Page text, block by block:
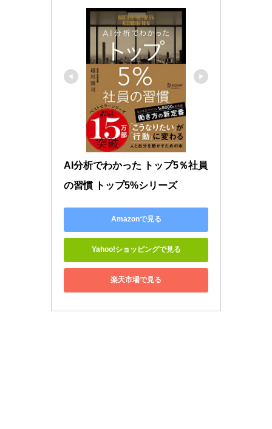
AI分析でわかった トップ5％社員
の習慣 トップ5%シリーズ
Amazonで見る
Yahoo!ショッピングで見る
楽天市場で見る